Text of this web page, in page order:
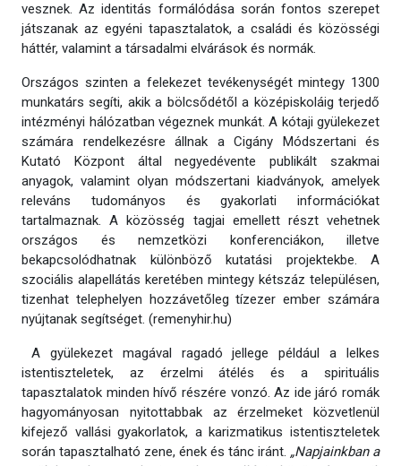
vesznek. Az identitás formálódása során fontos szerepet
játszanak az egyéni tapasztalatok, a családi és közösségi
háttér, valamint a társadalmi elvárások és normák.
Országos szinten a felekezet tevékenységét mintegy 1300
munkatárs segíti, akik a bölcsődétől a középiskoláig terjedő
intézményi hálózatban végeznek munkát. A kótaji gyülekezet
számára rendelkezésre állnak a Cigány Módszertani és
Kutató Központ által negyedévente publikált szakmai
anyagok, valamint olyan módszertani kiadványok, amelyek
releváns tudományos és gyakorlati információkat
tartalmaznak. A közösség tagjai emellett részt vehetnek
országos és nemzetközi konferenciákon, illetve
bekapcsolódhatnak különböző kutatási projektekbe. A
szociális alapellátás keretében mintegy kétszáz településen,
tizenhat telephelyen hozzávetőleg tízezer ember számára
nyújtanak segítséget. (remenyhir.hu)
A gyülekezet magával ragadó jellege például a lelkes
istentiszteletek, az érzelmi átélés és a spirituális
tapasztalatok minden hívő részére vonzó. Az ide járó romák
hagyományosan nyitottabbak az érzelmeket közvetlenül
kifejező vallási gyakorlatok, a karizmatikus istentiszteletek
során tapasztalható zene, ének és tánc iránt. „Napjainkban a